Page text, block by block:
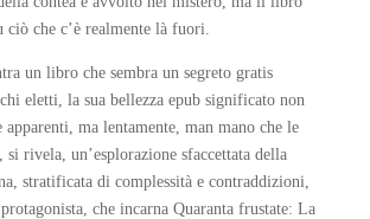
ciò che c’è realmente là fuori.
un libro che sembra un segreto gratis
eletti, la sua bellezza epub significato non
apparenti, ma lentamente, man mano che le
si rivela, un’esplorazione sfaccettata della
stratificata di complessità e contraddizioni,
che incarna Quaranta frustate: La